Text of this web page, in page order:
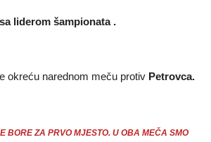
liderom šampionata .
okreću narednom meču protiv Petrovca.
BORE ZA PRVO MJESTO. U OBA MEČA SMO